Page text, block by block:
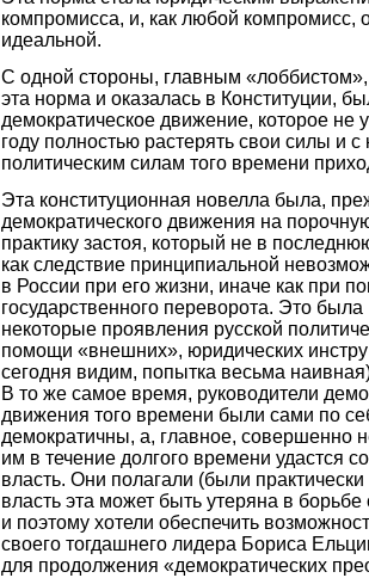
компромисса, и, как любой компромисс,
идеальной.
С одной стороны, главным «лоббистом»,
эта норма и оказалась в Конституции,
демократическое движение, которое не
году полностью растерять свои силы и
политическим силам того времени
Эта конституционная новелла была,
демократического движения на
практику застоя, который не в
как следствие принципиальной
в России при его жизни, иначе как при
государственного переворота. Это была
некоторые проявления русской
помощи «внешних», юридических
сегодня видим, попытка весьма
В то же самое время, руководители
движения того времени были сами по
демократичны, а, главное, совершенно
им в течение долгого времени удастся
власть. Они полагали (были
власть эта может быть утеряна в
и поэтому хотели обеспечить
своего тогдашнего лидера Бориса
для продолжения «демократических